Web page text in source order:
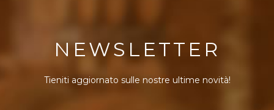
NEWSLETTER
Tieniti aggiornato sulle nostre ultime novità!